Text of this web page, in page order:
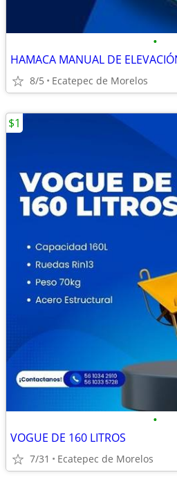
•
HAMACA MANUAL DE
8/5 Ecatepec de Morelos
•
VOGUE DE 160 LITROS
7/31 Ecatepec de Morelos
$1